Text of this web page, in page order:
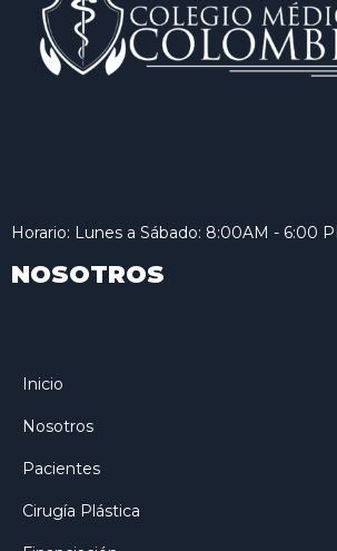
Horario: Lunes a Sábado: 8:00AM - 6:00
NOSOTROS
Inicio
Nosotros
Pacientes
Cirugía Plástica